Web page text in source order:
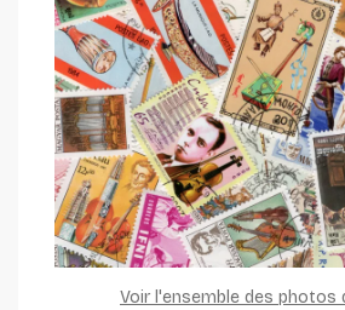
Voir l'ensemble des photos